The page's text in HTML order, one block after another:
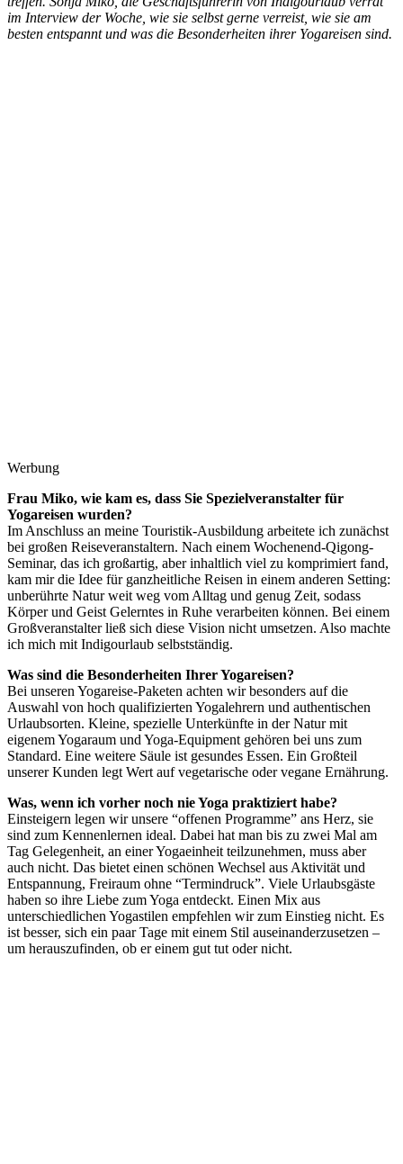
im Interview der Woche, wie sie selbst gerne verreist, wie sie am
besten entspannt und was die Besonderheiten ihrer Yogareisen sind.
Werbung
Frau Miko, wie kam es, dass Sie Spezielveranstalter für
Yogareisen wurden?
Im Anschluss an meine Touristik-Ausbildung arbeitete ich zunächst
bei großen Reiseveranstaltern. Nach einem Wochenend-Qigong-
Seminar, das ich großartig, aber inhaltlich viel zu komprimiert fand,
kam mir die Idee für ganzheitliche Reisen in einem anderen Setting:
unberührte Natur weit weg vom Alltag und genug Zeit, sodass
Körper und Geist Gelerntes in Ruhe verarbeiten können. Bei einem
Großveranstalter ließ sich diese Vision nicht umsetzen. Also machte
ich mich mit Indigourlaub selbstständig.
Was sind die Besonderheiten Ihrer Yogareisen?
Bei unseren Yogareise-Paketen achten wir besonders auf die
Auswahl von hoch qualifizierten Yogalehrern und authentischen
Urlaubsorten. Kleine, spezielle Unterkünfte in der Natur mit
eigenem Yogaraum und Yoga-Equipment gehören bei uns zum
Standard. Eine weitere Säule ist gesundes Essen. Ein Großteil
unserer Kunden legt Wert auf vegetarische oder vegane Ernährung.
Was, wenn ich vorher noch nie Yoga praktiziert habe?
Einsteigern legen wir unsere “offenen Programme” ans Herz, sie
sind zum Kennenlernen ideal. Dabei hat man bis zu zwei Mal am
Tag Gelegenheit, an einer Yogaeinheit teilzunehmen, muss aber
auch nicht. Das bietet einen schönen Wechsel aus Aktivität und
Entspannung, Freiraum ohne “Termindruck”. Viele Urlaubsgäste
haben so ihre Liebe zum Yoga entdeckt. Einen Mix aus
unterschiedlichen Yogastilen empfehlen wir zum Einstieg nicht. Es
ist besser, sich ein paar Tage mit einem Stil auseinanderzusetzen –
um herauszufinden, ob er einem gut tut oder nicht.